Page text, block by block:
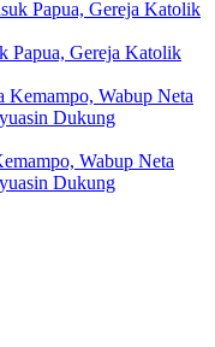
Papua, Gereja Katolik
Wabup Neta
Dukung